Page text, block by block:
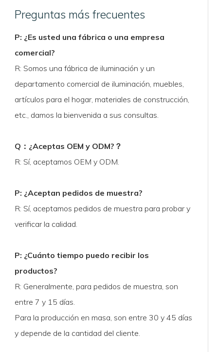
Preguntas más frecuentes
P: ¿Es usted una fábrica o una empresa
comercial?
R: Somos una fábrica de iluminación y un
departamento comercial de iluminación, muebles,
artículos para el hogar, materiales de construcción,
etc., damos la bienvenida a sus consultas.
Q ： ¿Aceptas OEM y ODM? ？
R: Sí, aceptamos OEM y ODM.
P: ¿Aceptan pedidos de muestra?
R: Sí, aceptamos pedidos de muestra para probar y
verificar la calidad.
P: ¿Cuánto tiempo puedo recibir los
productos?
R: Generalmente, para pedidos de muestra, son
entre 7 y 15 días.
Para la producción en masa, son entre 30 y 45 días
y depende de la cantidad del cliente.